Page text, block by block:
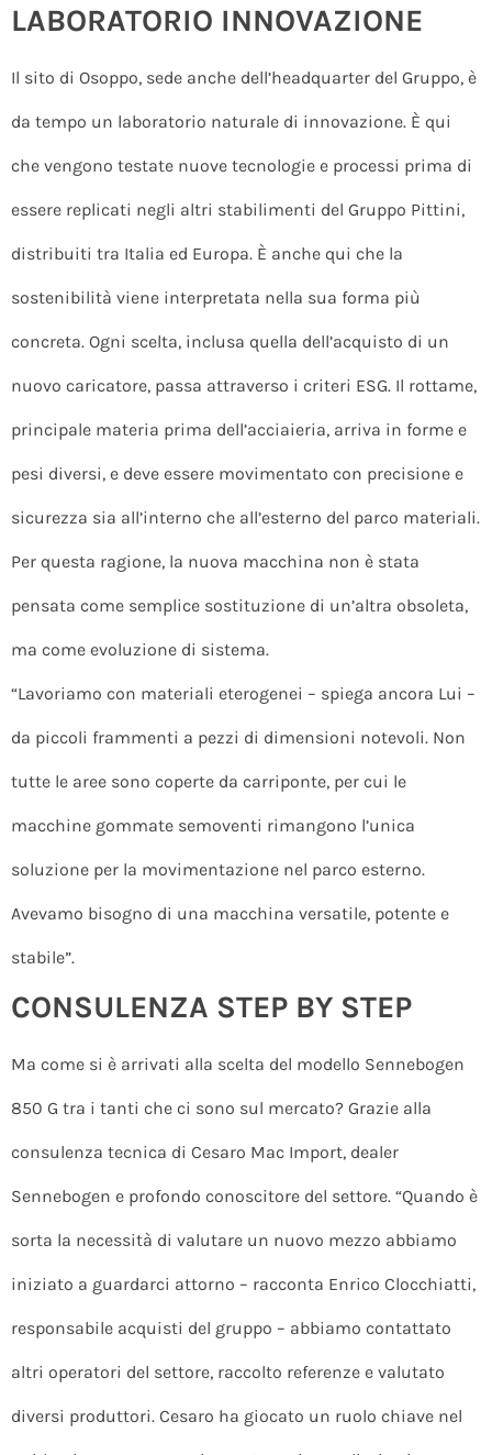
LABORATORIO INNOVAZIONE
Il sito di Osoppo, sede anche dell’headquarter del Gruppo, è
da tempo un laboratorio naturale di innovazione. È qui
che vengono testate nuove tecnologie e processi prima di
essere replicati negli altri stabilimenti del Gruppo Pittini,
distribuiti tra Italia ed Europa. È anche qui che la
sostenibilità viene interpretata nella sua forma più
concreta. Ogni scelta, inclusa quella dell’acquisto di un
nuovo caricatore, passa attraverso i criteri ESG. Il rottame,
principale materia prima dell’acciaieria, arriva in forme e
pesi diversi, e deve essere movimentato con precisione e
sicurezza sia all’interno che all’esterno del parco materiali.
Per questa ragione, la nuova macchina non è stata
pensata come semplice sostituzione di un’altra obsoleta,
ma come evoluzione di sistema.
“Lavoriamo con materiali eterogenei – spiega ancora Lui –
da piccoli frammenti a pezzi di dimensioni notevoli. Non
tutte le aree sono coperte da carriponte, per cui le
macchine gommate semoventi rimangono l’unica
soluzione per la movimentazione nel parco esterno.
Avevamo bisogno di una macchina versatile, potente e
stabile”.
CONSULENZA STEP BY STEP
Ma come si è arrivati alla scelta del modello Sennebogen
850 G tra i tanti che ci sono sul mercato? Grazie alla
consulenza tecnica di Cesaro Mac Import, dealer
Sennebogen e profondo conoscitore del settore. “Quando è
sorta la necessità di valutare un nuovo mezzo abbiamo
iniziato a guardarci attorno – racconta Enrico Clocchiatti,
responsabile acquisti del gruppo – abbiamo contattato
altri operatori del settore, raccolto referenze e valutato
diversi produttori. Cesaro ha giocato un ruolo chiave nel